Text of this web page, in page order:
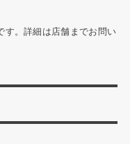
す。詳細は店舗までお問い